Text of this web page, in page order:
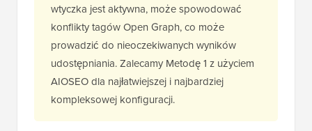
wtyczka jest aktywna, może spowodować
konflikty tagów Open Graph, co może
prowadzić do nieoczekiwanych wyników
udostępniania. Zalecamy Metodę 1 z użyciem
AIOSEO dla najłatwiejszej i najbardziej
kompleksowej konfiguracji.